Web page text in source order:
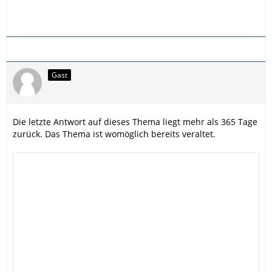
Gast
Die letzte Antwort auf dieses Thema liegt mehr als 365 Tage
zurück. Das Thema ist womöglich bereits veraltet.